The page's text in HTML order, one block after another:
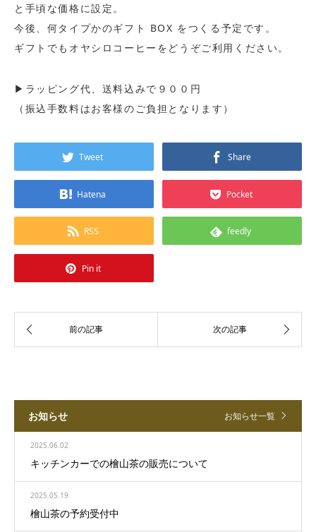
と手頃な価格に設定。
今後、何タイプかのギフト BOX をつくる予定です。
ギフトでもオヤシロコーヒーをどうぞご利用ください。
▶ラッピング代、送料込みで９００円
（振込手数料はお客様のご負担となります）
Tweet Share
Hatena Pocket
RSS feedly
Pin it
お知らせ お知らせ一覧
2025.06.02
キッチンカーでの檜山茶の販売について
2025.05.19
檜山茶の予約受付中